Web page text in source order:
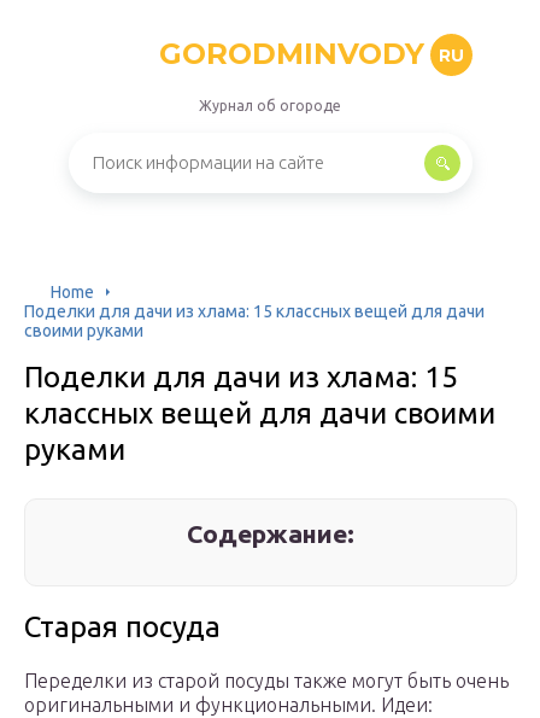
GORODMINVODY RU
Журнал об огороде
Home
Поделки для дачи из хлама: 15 классных вещей для дачи
своими руками
Поделки для дачи из хлама: 15
классных вещей для дачи своими
руками
Содержание:
Старая посуда
Переделки из старой посуды также могут быть очень
оригинальными и функциональными. Идеи: